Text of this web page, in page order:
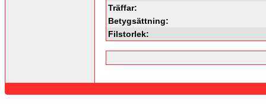
Träffar:
Betygsättning:
Filstorlek: